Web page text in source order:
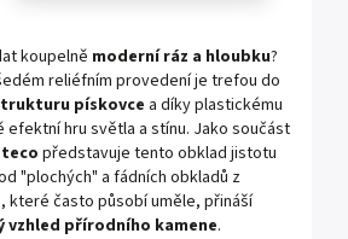
koupelně moderní ráz a hloubku?
reliéfním provedení je trefou do
pískovce a díky plastickému
efektní hru světla a stínu. Jako součást
představuje tento obklad jistotu
"plochých" a fádních obkladů z
které často působí uměle, přináší
vzhled přírodního kamene.